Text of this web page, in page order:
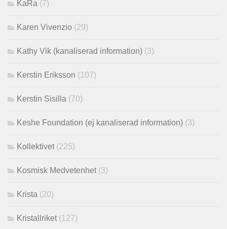
KaRa (7)
Karen Vivenzio (29)
Kathy Vik (kanaliserad information) (3)
Kerstin Eriksson (107)
Kerstin Sisilla (70)
Keshe Foundation (ej kanaliserad information) (3)
Kollektivet (225)
Kosmisk Medvetenhet (3)
Krista (20)
Kristallriket (127)